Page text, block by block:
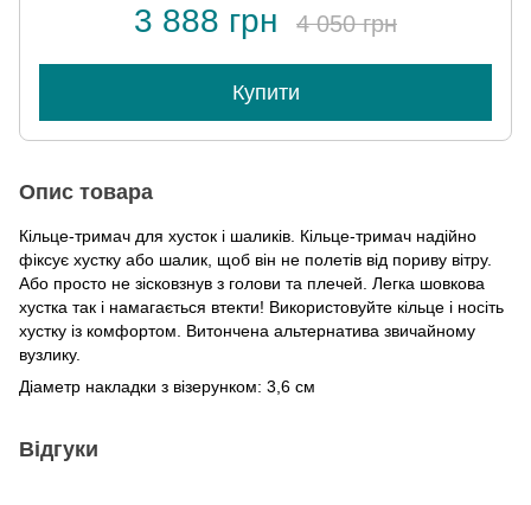
3 888 грн 4 050 грн
Купити
Опис товара
Кільце-тримач для хусток і шаликів. Кільце-тримач надійно
фіксує хустку або шалик, щоб він не полетів від пориву вітру.
Або просто не зісковзнув з голови та плечей. Легка шовкова
хустка так і намагається втекти! Використовуйте кільце і носіть
хустку із комфортом. Витончена альтернатива звичайному
вузлику.
Діаметр накладки з візерунком: 3,6 см
Відгуки